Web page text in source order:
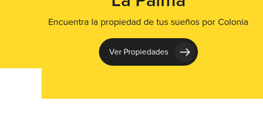
Encuentra la propiedad de tus sueños por Colonia
Ver Propiedades